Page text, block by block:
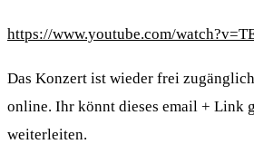
https://www.youtube.com/
Das Konzert ist wieder frei
online. Ihr könnt dieses email + Link
weiterleiten.